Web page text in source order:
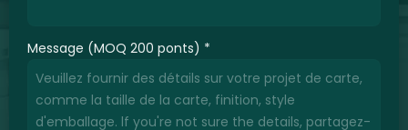
Message (MOQ 200 ponts) *